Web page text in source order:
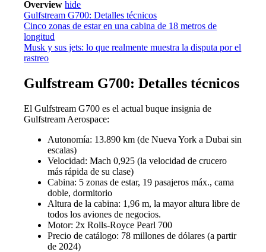
Overview hide
Gulfstream G700: Detalles técnicos
Cinco zonas de estar en una cabina de 18 metros de
longitud
Musk y sus jets: lo que realmente muestra la disputa por el
rastreo
Gulfstream G700: Detalles técnicos
El Gulfstream G700 es el actual buque insignia de
Gulfstream Aerospace:
Autonomía: 13.890 km (de Nueva York a Dubai sin
escalas)
Velocidad: Mach 0,925 (la velocidad de crucero
más rápida de su clase)
Cabina: 5 zonas de estar, 19 pasajeros máx., cama
doble, dormitorio
Altura de la cabina: 1,96 m, la mayor altura libre de
todos los aviones de negocios.
Motor: 2x Rolls-Royce Pearl 700
Precio de catálogo: 78 millones de dólares (a partir
de 2024)